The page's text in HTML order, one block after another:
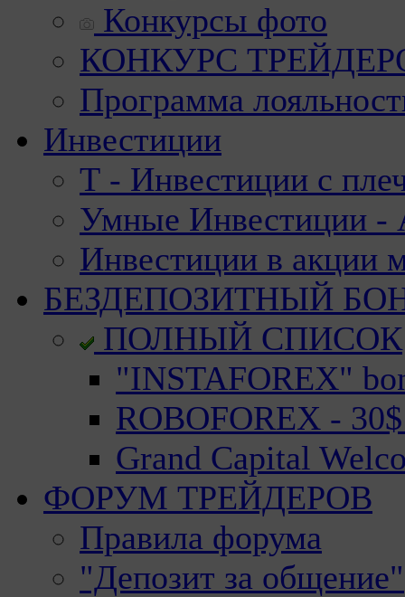
Конкурсы фото
КОНКУРС
Программа
Инвестиции
Т - Инвестиции с
Умные Инвестиции -
Инвестиции в акции
БЕЗДЕПОЗИТНЫЙ
ПОЛНЫЙ СПИСОК
"INSTAFOREX"
ROBOFOREX -
Grand Capital
ФОРУМ ТРЕЙДЕРОВ
Правила форума
"Депозит за общение"